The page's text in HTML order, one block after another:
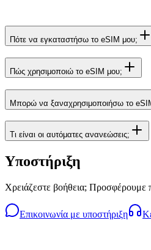
Πότε να εγκαταστήσω το eSIM μου;
Πώς χρησιμοποιώ το eSIM μου;
Μπορώ να ξαναχρησιμοποιήσω το
Τι είναι οι αυτόματες ανανεώσεις;
Υποστήριξη
Χρειάζεστε βοήθεια; Προσφέρουμε
Επικοινωνία με υποστήριξη